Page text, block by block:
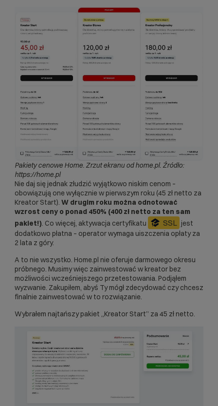
Pakiety cenowe Home. Zrzut ekranu od home.pl. Źródło:
https://home.pl
Nie daj się jednak złudzić wyjątkowo niskim cenom –
obowiązują one wyłącznie w pierwszym roku (45 zł netto za
Kreator Start). W drugim roku można odnotować
wzrost ceny o ponad 450% (400 zł netto za ten sam
pakiet!) . Co więcej, aktywacja certyfikatu SSL
jest
dodatkowo płatna – operator wymaga uiszczenia opłaty za
2 lata z góry.
A to nie wszystko. Home.pl nie oferuje darmowego okresu
próbnego. Musimy więc zainwestować w kreator bez
możliwości wcześniejszego przetestowania. Podjąłem
wyzwanie. Zakupiłem, abyś Ty mógł zdecydować czy chcesz
finalnie zainwestować w to rozwiązanie.
Wybrałem najtańszy pakiet „Kreator Start” za 45 zł netto.